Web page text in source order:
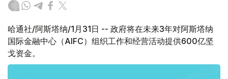
哈通社/阿斯塔纳/1月31日 -- 政府将在未来3年对阿斯塔纳
国际金融中心（AIFC）组织工作和经营活动提供600亿坚
戈资金。